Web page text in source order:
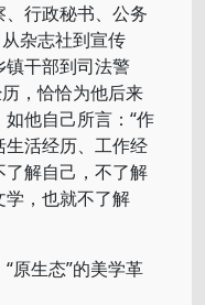
行政秘书、公务
杂志社到宣传
干部到司法警
，恰恰为他后来
他自己所言：“作
活经历、工作经
解自己，不了解
，也就不了解
生态”的美学革